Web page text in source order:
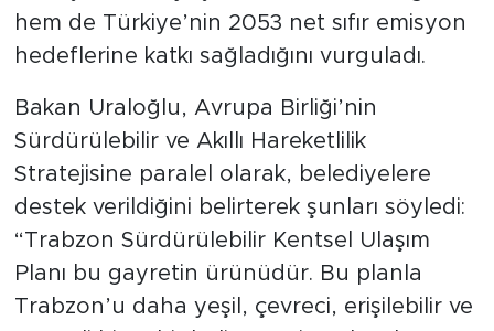
hem de Türkiye’nin 2053 net sıfır emisyon
hedeflerine katkı sağladığını vurguladı.
Bakan Uraloğlu, Avrupa Birliği’nin
Sürdürülebilir ve Akıllı Hareketlilik
Stratejisine paralel olarak, belediyelere
destek verildiğini belirterek şunları söyledi:
“Trabzon Sürdürülebilir Kentsel Ulaşım
Planı bu gayretin ürünüdür. Bu planla
Trabzon’u daha yeşil, çevreci, erişilebilir ve